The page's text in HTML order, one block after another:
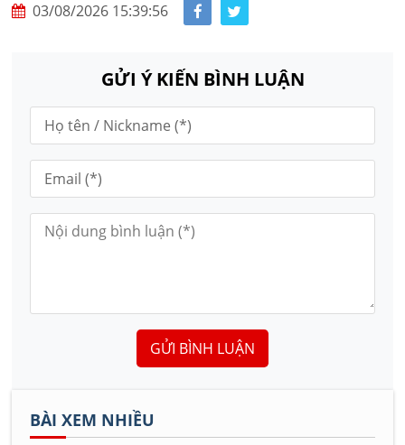
03/08/2026 15:39:56
GỬI Ý KIẾN BÌNH LUẬN
GỬI BÌNH LUẬN
BÀI XEM NHIỀU